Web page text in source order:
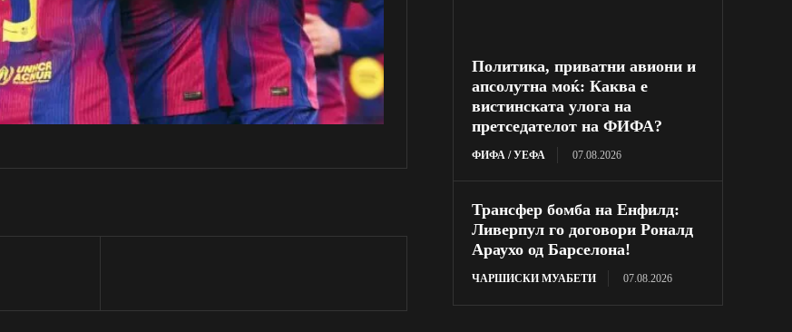
Политика, приватни авиони и
апсолутна моќ: Каква е
вистинската улога на
претседателот на ФИФА?
ФИФА / УЕФА 07.08.2026
Трансфер бомба на Енфилд:
Ливерпул го договори Роналд
Араухо од Барселона!
ЧАРШИСКИ МУАБЕТИ 07.08.2026